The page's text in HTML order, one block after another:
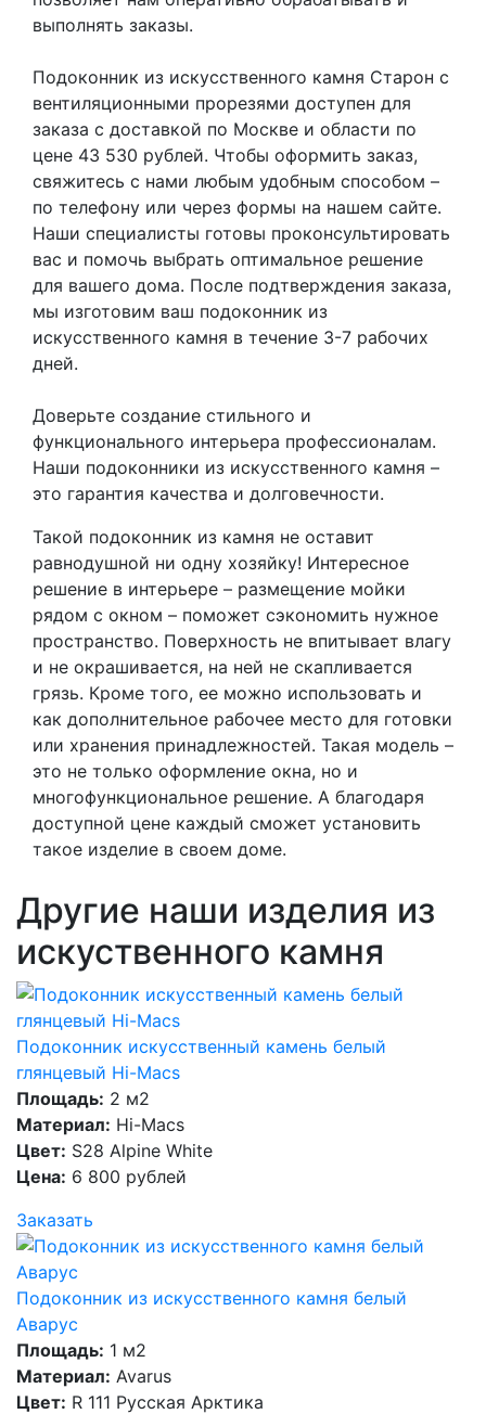
выполнять заказы.
Подоконник из искусственного камня Старон с
вентиляционными прорезями доступен для
заказа с доставкой по Москве и области по
цене 43 530 рублей. Чтобы оформить заказ,
свяжитесь с нами любым удобным способом –
по телефону или через формы на нашем сайте.
Наши специалисты готовы проконсультировать
вас и помочь выбрать оптимальное решение
для вашего дома. После подтверждения заказа,
мы изготовим ваш подоконник из
искусственного камня в течение 3-7 рабочих
дней.
Доверьте создание стильного и
функционального интерьера профессионалам.
Наши подоконники из искусственного камня –
это гарантия качества и долговечности.
Такой подоконник из камня не оставит
равнодушной ни одну хозяйку! Интересное
решение в интерьере – размещение мойки
рядом с окном – поможет сэкономить нужное
пространство. Поверхность не впитывает влагу
и не окрашивается, на ней не скапливается
грязь. Кроме того, ее можно использовать и
как дополнительное рабочее место для готовки
или хранения принадлежностей. Такая модель –
это не только оформление окна, но и
многофункциональное решение. А благодаря
доступной цене каждый сможет установить
такое изделие в своем доме.
Другие наши изделия из
искуственного камня
Подоконник искусственный камень белый
глянцевый Hi-Macs
Площадь: 2 м2
Материал: Hi-Macs
Цвет: S28 Alpine White
Цена: 6 800 рублей
Заказать
Подоконник из искусственного камня белый
Аварус
Площадь: 1 м2
Материал: Avarus
Цвет: R 111 Русская Арктика